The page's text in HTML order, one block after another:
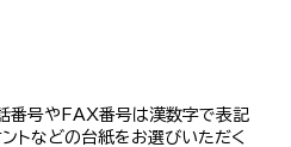
番号やFAX番号は漢数字で表記
ントなどの台紙をお選びいただく